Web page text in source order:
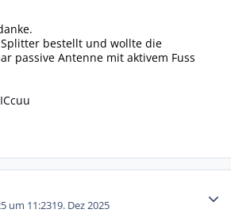
bestellt und wollte die
passive Antenne mit aktivem Fuss
um 11:2319. Dez 2025